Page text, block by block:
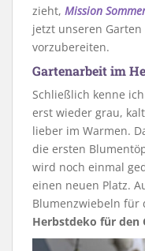
zieht, Mission
jetzt unseren
vorzubereiten.
Gartenarbeit im
Schließlich kenne
erst wieder grau,
lieber im Warmen.
die ersten
wird noch einmal
einen neuen Platz.
Blumenzwiebeln für
Herbstdeko für den